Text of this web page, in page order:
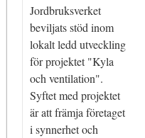
Jordbruksverket
beviljats stöd inom
lokalt ledd utveckling
för projektet "Kyla
och ventilation".
Syftet med projektet
är att främja företaget
i synnerhet och